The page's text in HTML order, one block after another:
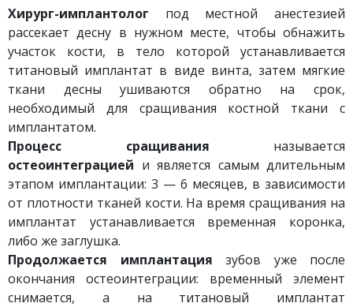
Хирург-имплантолог под местной анестезией
рассекает десну в нужном месте, чтобы обнажить
участок кости, в тело которой устанавливается
титановый имплантат в виде винта, затем мягкие
ткани десны ушиваются обратно на срок,
необходимый для сращивания костной ткани с
имплантатом.
Процесс сращивания называется
остеоинтеграцией и является самым длительным
этапом имплантации: 3 — 6 месяцев, в зависимости
от плотности тканей кости. На время сращивания на
имплантат устанавливается временная коронка,
либо же заглушка.
Продолжается имплантация зубов уже после
окончания остеоинтеграции: временный элемент
снимается, а на титановый имплантат